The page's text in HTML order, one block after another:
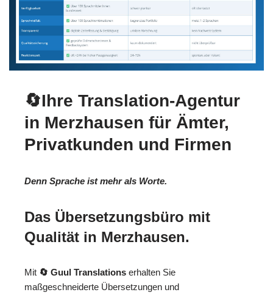
🔄Ihre Translation-Agentur
in Merzhausen für Ämter,
Privatkunden und Firmen
Denn Sprache ist mehr als Worte.
Das Übersetzungsbüro mit
Qualität in Merzhausen.
Mit 🔄 Guul Translations erhalten Sie
maßgeschneiderte Übersetzungen und